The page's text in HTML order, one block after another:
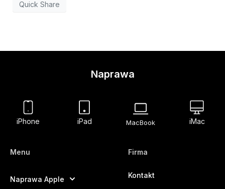
Quick Share
Naprawa
iPhone iPad MacBook iMac
Menu
Naprawa Apple
Firma
Kontakt